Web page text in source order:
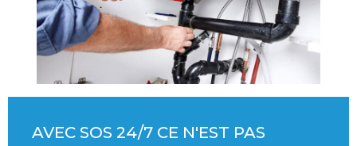
AVEC SOS 24/7 CE N'EST PAS